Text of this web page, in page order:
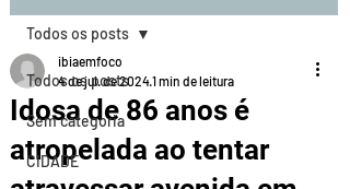
Todos os posts
Sem categoria
CIDADE
Todos os posts
Idosa de 86 anos é
atropelada ao tentar
ibiaemfoco
4 de jul. de 20241 min de leitura